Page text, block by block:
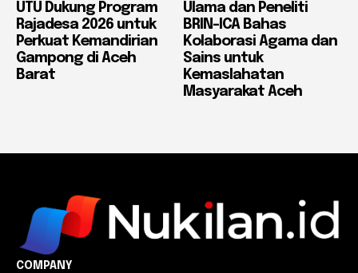
UTU Dukung Program
Rajadesa 2026 untuk
Perkuat Kemandirian
Gampong di Aceh
Barat
Ulama dan Peneliti
BRIN-ICA Bahas
Kolaborasi Agama dan
Sains untuk
Kemaslahatan
Masyarakat Aceh
COMPANY